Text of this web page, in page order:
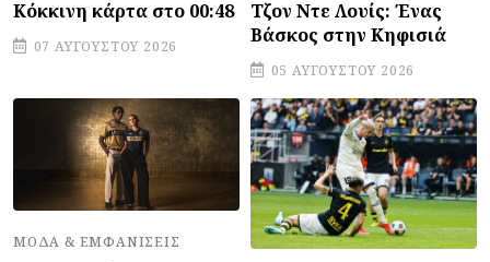
Κόκκινη κάρτα στο 00:48
07 ΑΥΓΟΎΣΤΟΥ 2026
Τζον Ντε Λουίς: Ένας
Βάσκος στην Κηφισιά
05 ΑΥΓΟΎΣΤΟΥ 2026
ΜΌΔΑ & ΕΜΦΑΝΊΣΕΙΣ